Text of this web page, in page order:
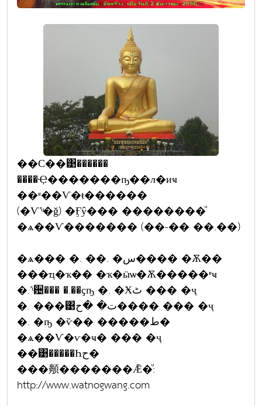
��С��͹������
����Ҿ�������ҧ��л�иҹ
��ʶ��Ѵ�ŧ������
(�Ѵ˹ͧ�ǧ) �Ӻŷ��� ��������ͧ
�ѧ��Ѵ������� (��-�� ��.��)
�ѧ��� �. ��. �س���� �Ѫ��
���ҵ�ҡ�� �ҡ�ӹѡ�Ѫ�����ʶҹ
�.˹ͧ਴��� �.��ҫҧ �. �Ӿٹ ��� �ҷ
�. ���͹ت� �ح���� ��� �ҷ
�. �ҧ �ѷ�� �����ط�
�ѧ��Ѵ�ѵ�ҹ� ��� �ҷ
��͹�����Һح�
���䫵�������Ǣ�ͧ:
http://www.watnogwang.com